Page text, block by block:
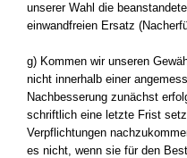
unserer Wahl die
einwandfreien Ersatz
g) Kommen wir unseren
nicht innerhalb einer
Nachbesserung zunächst
schriftlich eine letzte Frist
Verpflichtungen
es nicht, wenn sie für den